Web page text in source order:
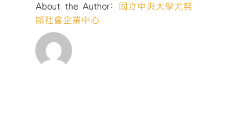
About the Author:
國立中央大學尤努
斯社會企業中心